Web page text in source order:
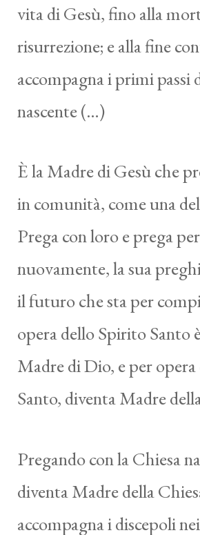
vita di Gesù, fino alla
risurrezione; e alla fine
accompagna i primi passi
nascente (…)
È la Madre di Gesù che
in comunità, come una
Prega con loro e prega
nuovamente, la sua
il futuro che sta per
opera dello Spirito Santo
Madre di Dio, e per
Santo, diventa Madre
Pregando con la Chiesa
diventa Madre della
accompagna i discepoli